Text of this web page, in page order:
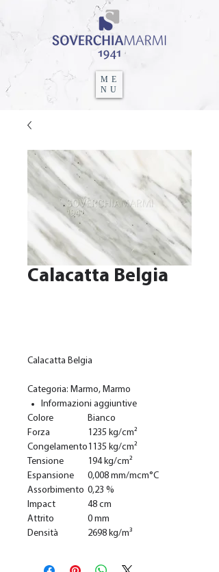
ME
NU
Calacatta Belgia
Calacatta Belgia
Categoria: Marmo, Marmo
Informazioni aggiuntive
Colore
Bianco
Forza
1235 kg/cm²
Congelamento 1135 kg/cm²
Tensione
194 kg/cm²
Espansione
0,008 mm/mcm°C
Assorbimento 0,23 %
Impact
48 cm
Attrito
0 mm
Densità
2698 kg/m³